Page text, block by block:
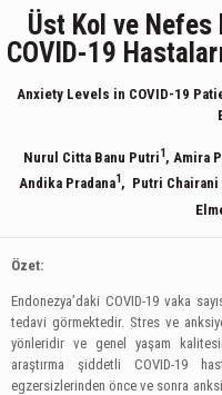
Üst Kol ve Nefes
COVID-19
Anxiety Levels in COVID-19
Nurul Citta Banu Putri1, Amira
Andika Pradana1, Putri Chairani
Özet:
Endonezya’daki COVID-19 vaka
tedavi görmektedir. Stres ve
yönleridir ve genel yaşam
araştırma şiddetli COVID-19
egzersizlerinden önce ve sonra